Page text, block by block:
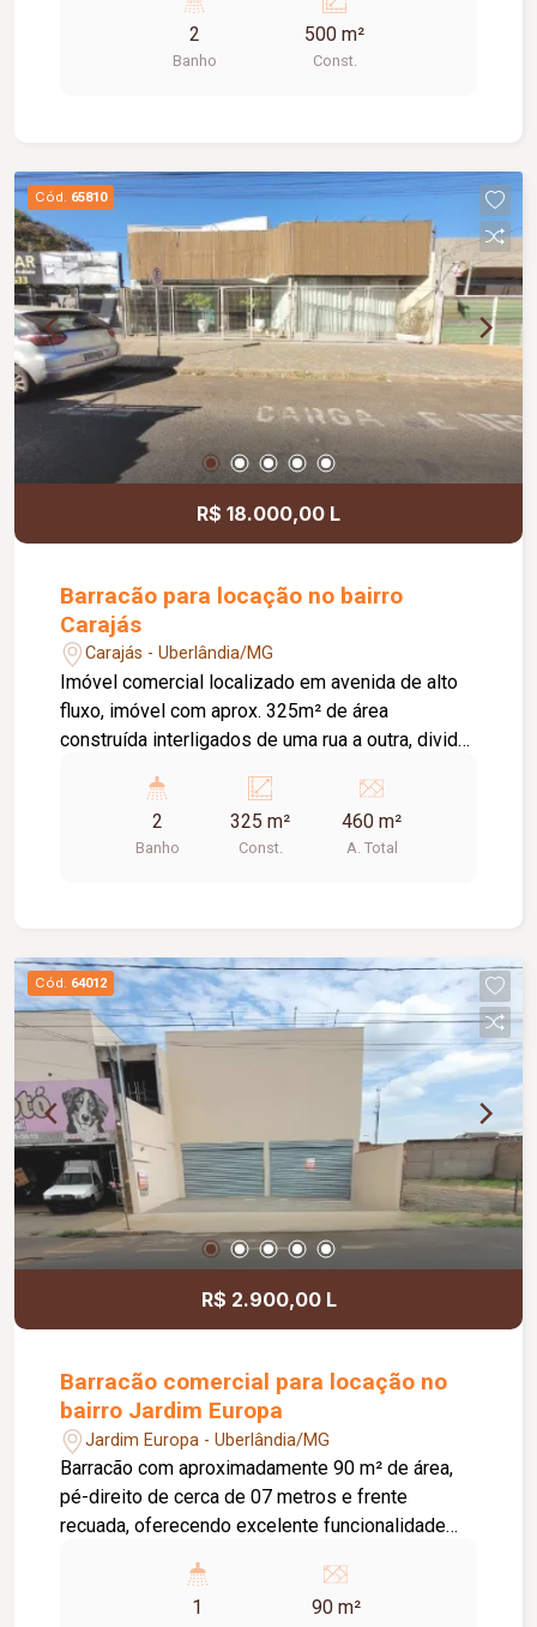
2
Banho
500 m²
Const.
Cód. 65810
R$ 18.000,00 L
Barracão para locação no bairro
Carajás
Carajás - Uberlândia/MG
Imóvel comercial localizado em avenida de alto
fluxo, imóvel com aprox. 325m² de área
construída interligados de uma rua a outra, divido
2
Banho
325 m²
Const.
460 m²
A. Total
Cód. 64012
R$ 2.900,00 L
Barracão comercial para locação no
bairro Jardim Europa
Jardim Europa - Uberlândia/MG
Barracão com aproximadamente 90 m² de área,
pé-direito de cerca de 07 metros e frente
recuada, oferecendo excelente funcionalidade
conta com porta automática, banheiro com
acessibilidade, piso em cimento usinado, padrão
1 90 m²